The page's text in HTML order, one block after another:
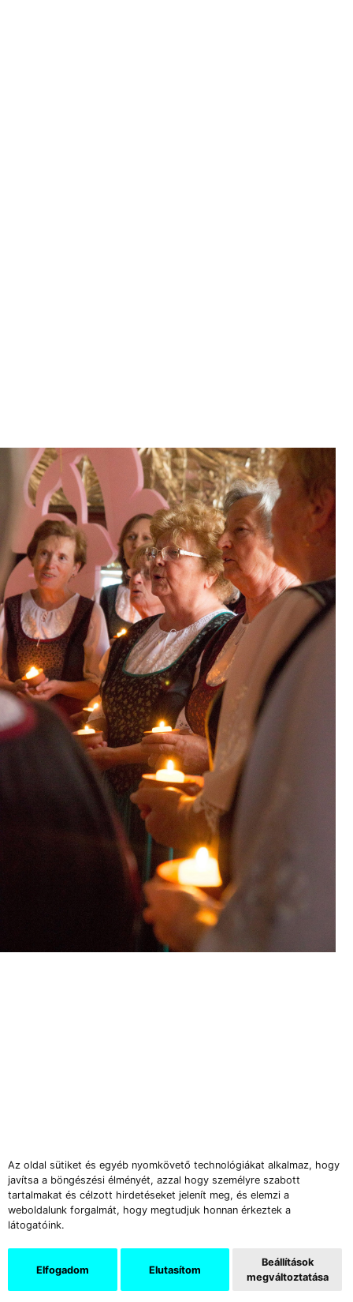
Az oldal sütiket és egyéb nyomkövető technológiákat alkalmaz, hogy
javítsa a böngészési élményét, azzal hogy személyre szabott
tartalmakat és célzott hirdetéseket jelenít meg, és elemzi a
weboldalunk forgalmát, hogy megtudjuk honnan érkeztek a
látogatóink.
Elfogadom Elutasítom
Beállítások
megváltoztatása